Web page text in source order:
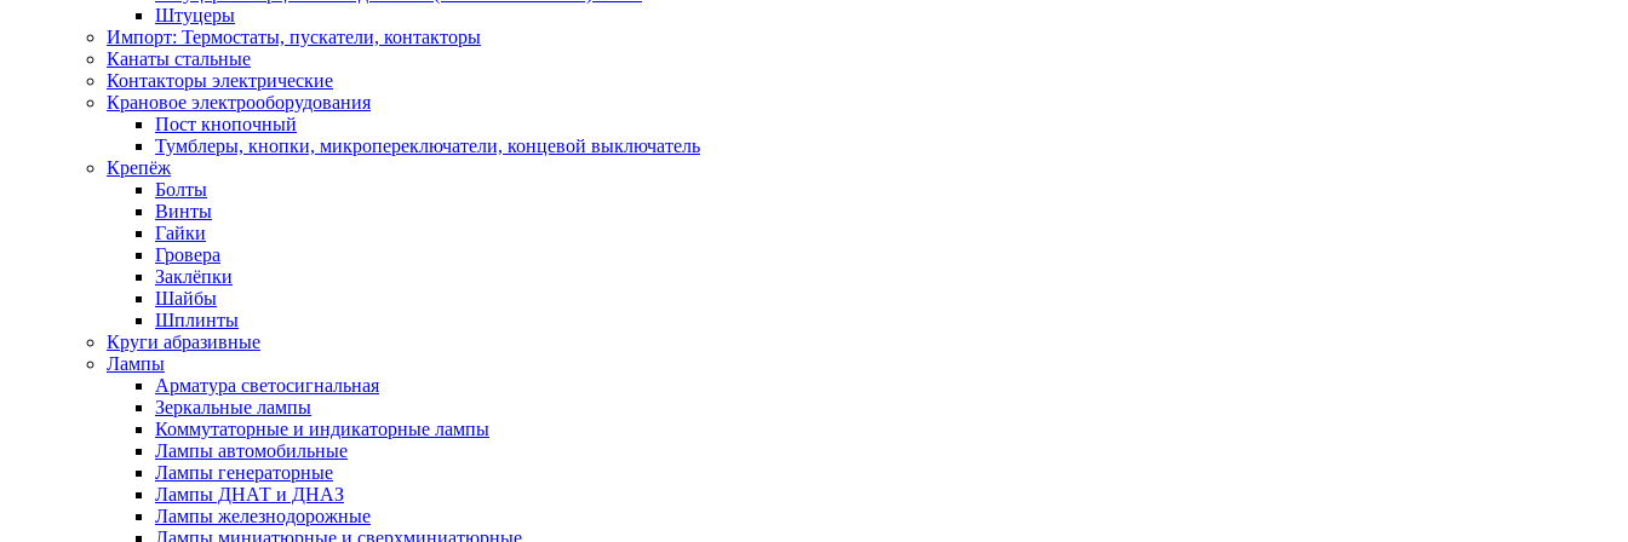
Штуцеры
Импорт: Термостаты, пускатели, контакторы
Канаты стальные
Контакторы электрические
Крановое электрооборудования
Пост кнопочный
Тумблеры, кнопки, микропереключатели, концевой выключатель
Крепёж
Болты
Винты
Гайки
Гровера
Заклёпки
Шайбы
Шплинты
Круги абразивные
Лампы
Арматура светосигнальная
Зеркальные лампы
Коммутаторные и индикаторные лампы
Лампы автомобильные
Лампы генераторные
Лампы ДНАТ и ДНАЗ
Лампы железнодорожные
Лампы миниатюрные и сверхминиатюрные